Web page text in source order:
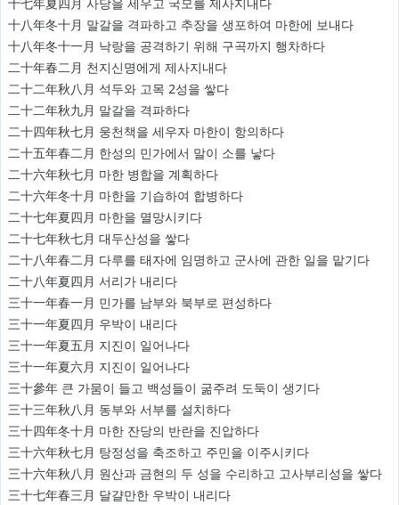
十八年冬十月 말갈을 격파하고 추장을 생포하여 마한에 보내다
十八年冬十一月 낙랑을 공격하기 위해 구곡까지 행차하다
二十年春二月 천지신명에게 제사지내다
二十二年秋八月 석두와 고목 2성을 쌓다
二十二年秋九月 말갈을 격파하다
二十四年秋七月 웅천책을 세우자 마한이 항의하다
二十五年春二月 한성의 민가에서 말이 소를 낳다
二十六年秋七月 마한 병합을 계획하다
二十六年冬十月 마한을 기습하여 합병하다
二十七年夏四月 마한을 멸망시키다
二十七年秋七月 대두산성을 쌓다
二十八年春二月 다루를 태자에 임명하고 군사에 관한 일을 맡기다
二十八年夏四月 서리가 내리다
三十一年春一月 민가를 남부와 북부로 편성하다
三十一年夏四月 우박이 내리다
三十一年夏五月 지진이 일어나다
三十一年夏六月 지진이 일어나다
三十參年 큰 가뭄이 들고 백성들이 굶주려 도둑이 생기다
三十三年秋八月 동부와 서부를 설치하다
三十四年冬十月 마한 잔당의 반란을 진압하다
三十六年秋七月 탕정성을 축조하고 주민을 이주시키다
三十六年秋八月 원산과 금현의 두 성을 수리하고 고사부리성을 쌓다
三十七年春三月 달걀만한 우박이 내리다